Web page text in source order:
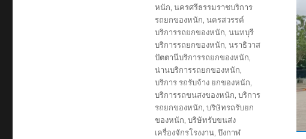
หนัก, นครศรีธรรมราชบริการ
รถยกของหนัก, นครสวรรค์
บริการรถยกของหนัก, นนทบุรี
บริการรถยกของหนัก, นราธิวาส
ปัตตานีบริการรถยกของหนัก,
น่านบริการรถยกของหนัก,
บริการ รถรับจ้าง ยกของหนัก,
บริการรถขนสงของหนัก, บริการ
รถยกของหนัก, บริษัทรถรับยก
ของหนัก, บริษัทรับขนส่ง
เครื่องจักรโรงงาน, บึงกาฬ